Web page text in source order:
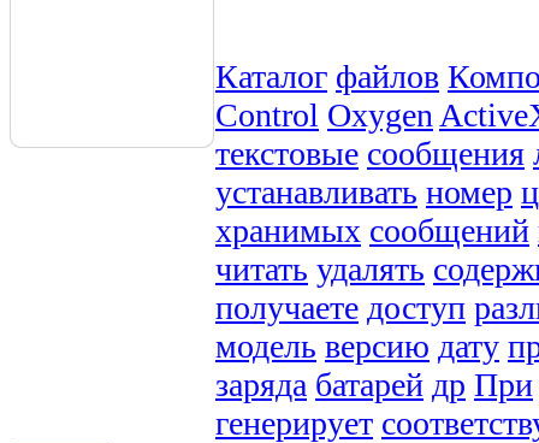
Каталог файлов
Control Oxygen
текстовые сообщения
устанавливать номер
хранимых сообщений
читать удалять
получаете доступ
модель версию дату
заряда батарей др При
генерирует